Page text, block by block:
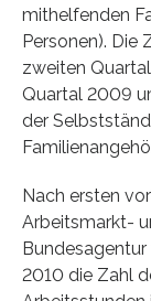
mithelfenden
Personen). Die
zweiten
Quartal 2009
der
Nach ersten
Arbeitsmarkt-
2010 die Zahl